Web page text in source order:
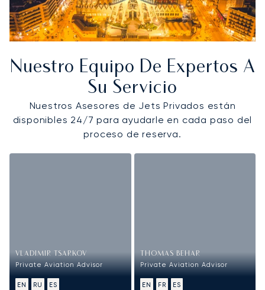
Nuestro Equipo De Expertos A
Su Servicio
Nuestros Asesores de Jets Privados están
disponibles 24/7 para ayudarle en cada paso del
proceso de reserva.
VLADIMIR TSARKOV
Private Aviation Advisor
EN RU ES
THOMAS BEHAR
Private Aviation Advisor
EN FR ES